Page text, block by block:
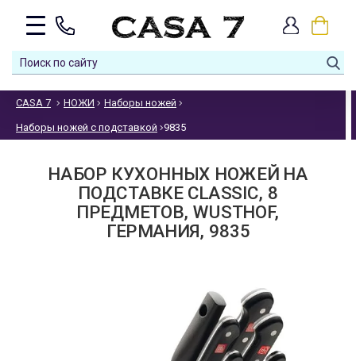
CASA 7 НОЖИ Наборы ножей
Наборы ножей с подставкой 9835
НАБОР КУХОННЫХ НОЖЕЙ НА
ПОДСТАВКЕ CLASSIC, 8
ПРЕДМЕТОВ, WUSTHOF,
ГЕРМАНИЯ, 9835